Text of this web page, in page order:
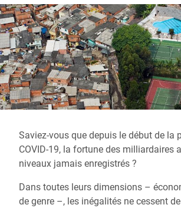
Saviez-vous que depuis le début de la
COVID-19, la fortune des milliardaires
niveaux jamais enregistrés ?
Dans toutes leurs dimensions –
de genre –, les inégalités ne cessent